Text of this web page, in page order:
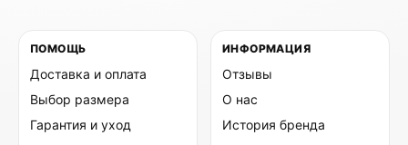
ПОМОЩЬ
Доставка и оплата
Выбор размера
Гарантия и уход
ИНФОРМАЦИЯ
Отзывы
О нас
История бренда